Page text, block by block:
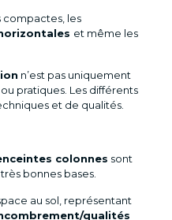
compactes, les
et même les
n’est pas uniquement
pratiques. Les différents
et de qualités.
colonnes sont
bonnes bases.
au sol, représentant
qualités